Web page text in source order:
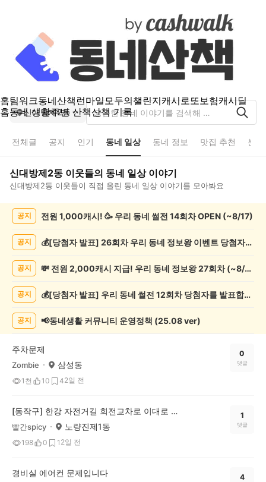
홈팀워크동네산책 런마일모두의챌린지캐시로또보험캐시딜
홈동네 생활주변 산책산책 기록
신대방제2동
전체글 공지 인기 동네 일상 동네 정보 맛집 추천 분
신대방제2동 이웃들의 동네 일상이야기
신대방제2동 이웃들이 직접 올린 동네 일상 이야기를 모아봐요
시
공지 전원 1,000캐시! 🥳 우리 동네 썰전 14회차 OPEN (~8/17)
공지 💰[당첨자 발표] 26회차 우리 동네 정보왕 이벤트 당첨자를 발표합니다!
공지 💸 전원 2,000캐시 지급! 우리 동네 정보왕 27회차 (~8/10)
공지 💰[당첨자 발표] 우리 동네 썰전 12회차 당첨자를 발표합니다!
공지 📢동네생활 커뮤니티 운영정책 (25.08 ver)
주차문제
Zombie 삼성동
1천 10 42일 전
0
댓글
[동작구] 한강 자전거길 회전교차로 이대로 괜찮다고 보시나요?(양보 표지는 있지만 위험한 자전거길)
빨간spicy 노량진제1동
198 0 1 2일 전
1
댓글
경비실 에어컨 문제입니다 4